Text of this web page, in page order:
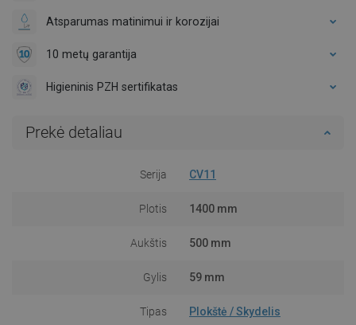
Atsparumas matinimui ir korozijai
10 metų garantija
Higieninis PZH sertifikatas
Prekė detaliau
Serija CV11
Plotis 1400 mm
Aukštis 500 mm
Gylis 59 mm
Tipas Plokštė / Skydelis